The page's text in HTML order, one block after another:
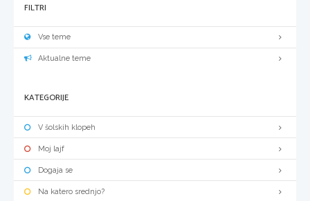
FILTRI
Vse teme
Aktualne teme
KATEGORIJE
V šolskih klopeh
Moj lajf
Dogaja se
Na katero srednjo?